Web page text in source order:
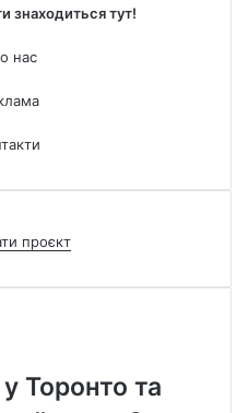
знаходиться тут!
нас
проєкт
Торонто та